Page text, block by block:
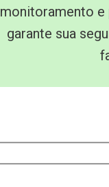
monitoramento e
garante sua